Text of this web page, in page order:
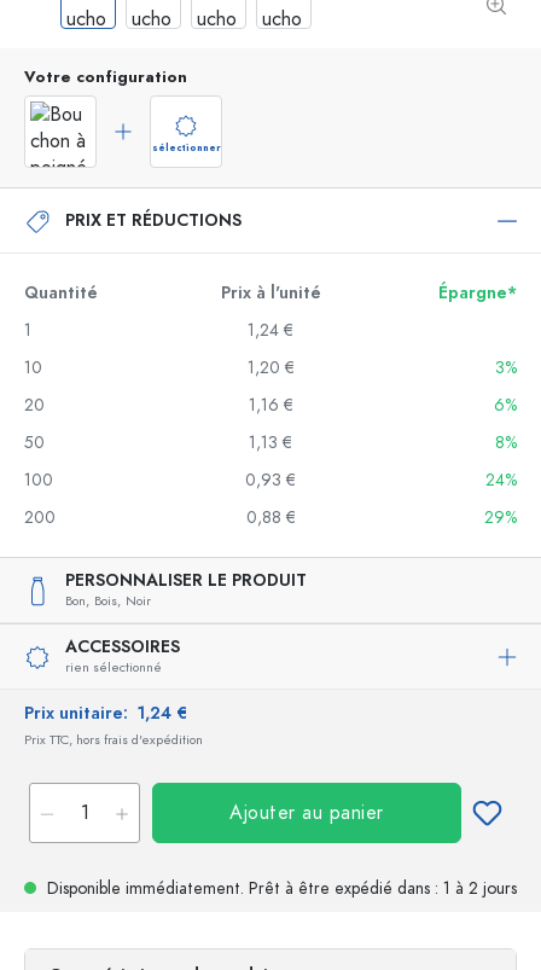
Votre configuration
sélectionner
PRIX ET RÉDUCTIONS
Quantité Prix à l'unité
Épargne*
1
1,24 €
10
1,20 €
3%
20
1,16 €
6%
50
1,13 €
8%
100
0,93 €
24%
200
0,88 € 29%
PERSONNALISER LE PRODUIT
Bon, Bois, Noir
ACCESSOIRES
rien sélectionné
Prix unitaire: 1,24 €
Prix TTC, hors frais d'expédition
Ajouter au panier
Disponible immédiatement. Prêt à être expédié dans : 1 à 2 jours